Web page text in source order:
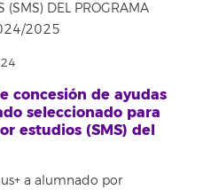
(SMS) DEL PROGRAMA
2025
concesión de ayudas
seleccionado para
estudios (SMS) del
a alumnado por